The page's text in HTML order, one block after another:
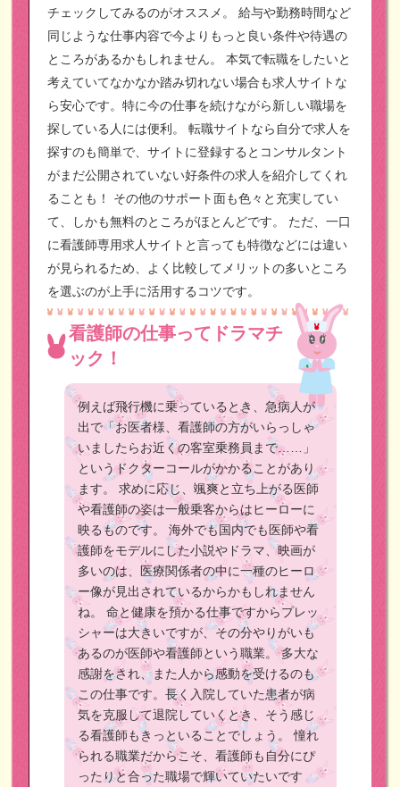
チェックしてみるのがオススメ。
給与や勤務時間など
同じような仕事内容で今よりもっと良い条件や待遇の
ところがあるかもしれません。
本気で転職をしたいと
考えていてなかなか踏み切れない場合も求人サイトな
ら安心です。特に今の仕事を続けながら新しい職場を
探している人には便利。
転職サイトなら自分で求人を
探すのも簡単で、サイトに登録するとコンサルタント
がまだ公開されていない好条件の求人を紹介してくれ
ることも！
その他のサポート面も色々と充実してい
て、しかも無料のところがほとんどです。
ただ、一口
に看護師専用求人サイトと言っても特徴などには違い
が見られるため、よく比較してメリットの多いところ
を選ぶのが上手に活用するコツです。
看護師の仕事ってドラマチ
ック！
例えば飛行機に乗っているとき、急病人が
出で「お医者様、看護師の方がいらっしゃ
いましたらお近くの客室乗務員まで……」
というドクターコールがかかることがあり
ます。
求めに応じ、颯爽と立ち上がる医師
や看護師の姿は一般乗客からはヒーローに
映るものです。
海外でも国内でも医師や看
護師をモデルにした小説やドラマ、映画が
多いのは、医療関係者の中に一種のヒーロ
ー像が見出されているからかもしれません
ね。
命と健康を預かる仕事ですからプレッ
シャーは大きいですが、その分やりがいも
あるのが医師や看護師という職業。多大な
感謝をされ、また人から感動を受けるのも
この仕事です。長く入院していた患者が病
気を克服して退院していくとき、そう感じ
る看護師もきっといることでしょう。
憧れ
られる職業だからこそ、看護師も自分にぴ
ったりと合った職場で輝いていたいです